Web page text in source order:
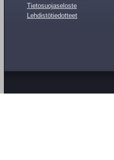
Tietosuojaseloste
Lehdistötiedotteet